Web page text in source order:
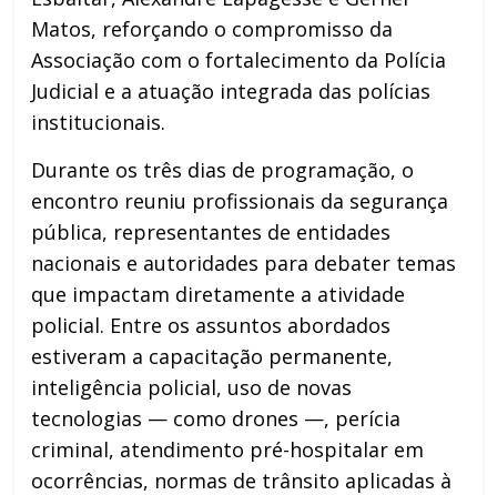
Matos, reforçando o compromisso da
Associação com o fortalecimento da Polícia
Judicial e a atuação integrada das polícias
institucionais.
Durante os três dias de programação, o
encontro reuniu profissionais da segurança
pública, representantes de entidades
nacionais e autoridades para debater temas
que impactam diretamente a atividade
policial. Entre os assuntos abordados
estiveram a capacitação permanente,
inteligência policial, uso de novas
tecnologias — como drones —, perícia
criminal, atendimento pré-hospitalar em
ocorrências, normas de trânsito aplicadas à